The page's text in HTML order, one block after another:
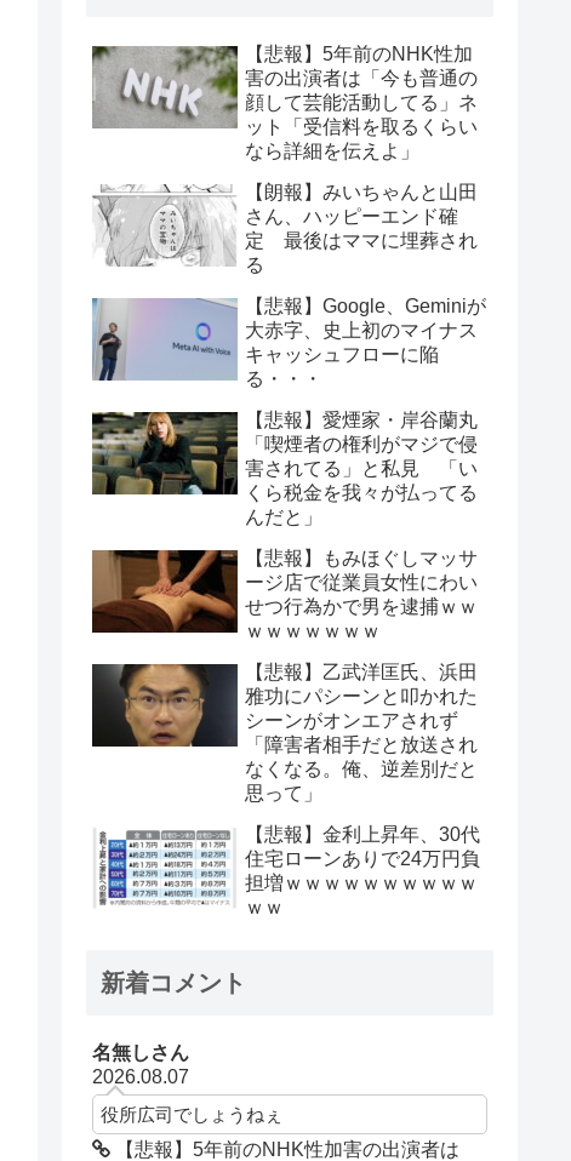
【悲報】5年前のNHK性加
害の出演者は「今も普通の
顔して芸能活動してる」ネ
ット「受信料を取るくらい
なら詳細を伝えよ」
【朗報】みいちゃんと山田
さん、ハッピーエンド確
定 最後はママに埋葬され
る
【悲報】Google、Geminiが
大赤字、史上初のマイナス
キャッシュフローに陥
る・・・
【悲報】愛煙家・岸谷蘭丸
「喫煙者の権利がマジで侵
害されてる」と私見 「い
くら税金を我々が払ってる
んだと」
【悲報】もみほぐしマッサ
ージ店で従業員女性にわい
せつ行為かで男を逮捕ｗｗ
ｗｗｗｗｗｗｗ
【悲報】乙武洋匡氏、浜田
雅功にパシーンと叩かれた
シーンがオンエアされず
「障害者相手だと放送され
なくなる。俺、逆差別だと
思って」
【悲報】金利上昇年、30代
住宅ローンありで24万円負
担増ｗｗｗｗｗｗｗｗｗｗ
ｗｗ
新着コメント
名無しさん
2026.08.07
役所広司でしょうねぇ
【悲報】5年前のNHK性加害の出演者は